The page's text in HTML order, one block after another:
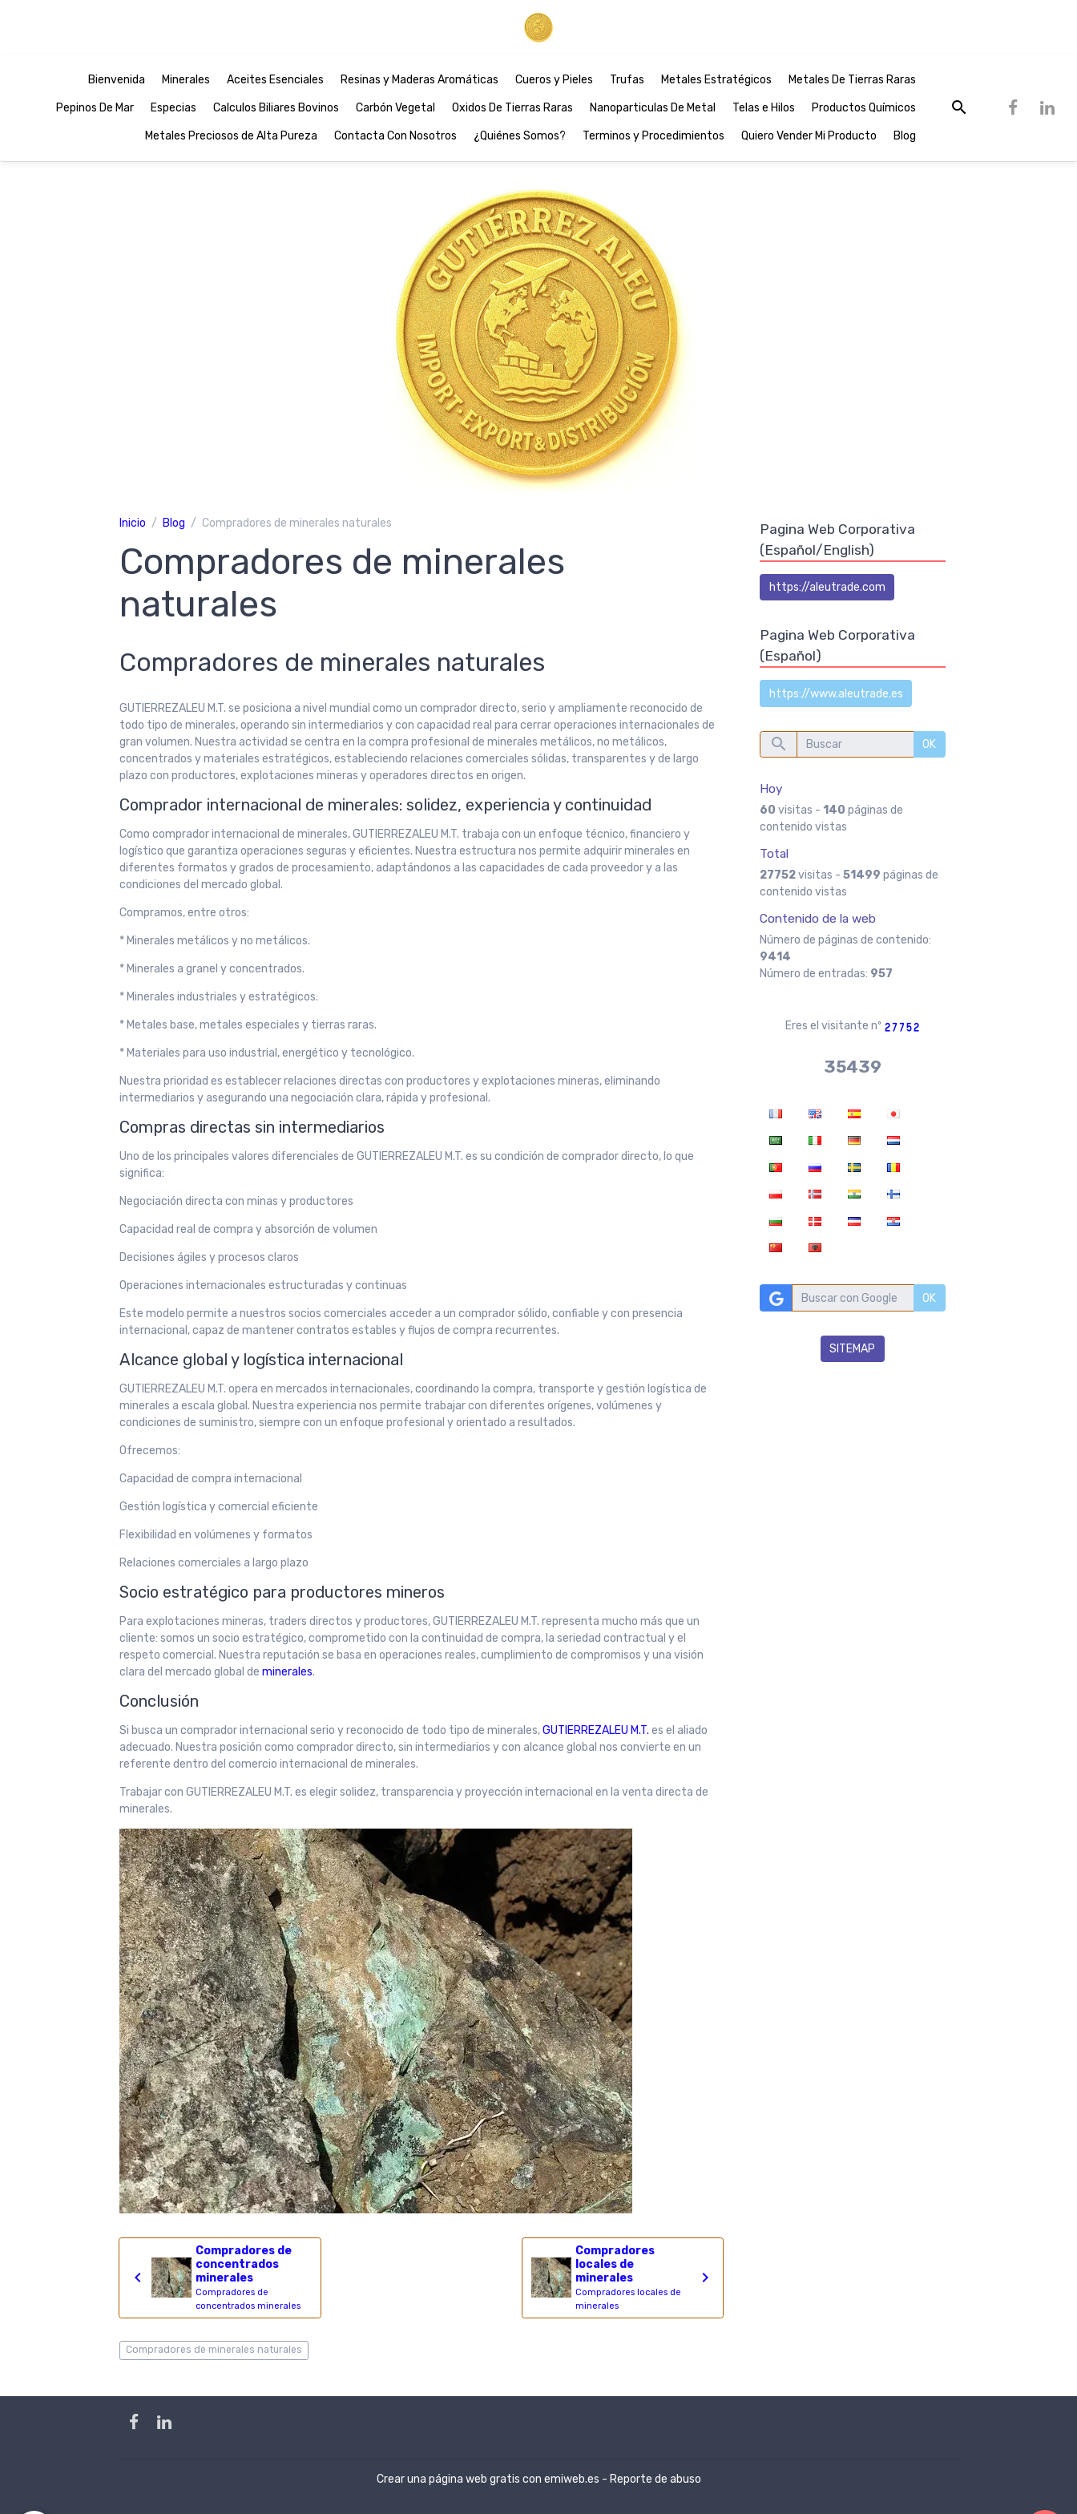
Bienvenida Minerales Aceites Esenciales Resinas y Maderas Aromáticas Cueros y Pieles Trufas Metales Estratégicos Metales De Tierras Raras
Pepinos De Mar Especias Calculos Biliares Bovinos Carbón Vegetal Oxidos De Tierras Raras Nanoparticulas De Metal Telas e Hilos Productos Químicos
Metales Preciosos de Alta Pureza Contacta Con Nosotros ¿Quiénes Somos? Terminos y Procedimientos Quiero Vender Mi Producto Blog
Inicio Blog Compradores de minerales naturales
Compradores de minerales
naturales
Compradores de minerales naturales
GUTIERREZALEU M.T. se posiciona a nivel mundial como un comprador directo, serio y ampliamente reconocido de
todo tipo de minerales, operando sin intermediarios y con capacidad real para cerrar operaciones internacionales de
gran volumen. Nuestra actividad se centra en la compra profesional de minerales metálicos, no metálicos,
concentrados y materiales estratégicos, estableciendo relaciones comerciales sólidas, transparentes y de largo
plazo con productores, explotaciones mineras y operadores directos en origen.
Comprador internacional de minerales: solidez, experiencia y continuidad
Como comprador internacional de minerales, GUTIERREZALEU M.T. trabaja con un enfoque técnico, financiero y
logístico que garantiza operaciones seguras y eficientes. Nuestra estructura nos permite adquirir minerales en
diferentes formatos y grados de procesamiento, adaptándonos a las capacidades de cada proveedor y a las
condiciones del mercado global.
Compramos, entre otros:
* Minerales metálicos y no metálicos.
* Minerales a granel y concentrados.
* Minerales industriales y estratégicos.
* Metales base, metales especiales y tierras raras.
* Materiales para uso industrial, energético y tecnológico.
Nuestra prioridad es establecer relaciones directas con productores y explotaciones mineras, eliminando
intermediarios y asegurando una negociación clara, rápida y profesional.
Compras directas sin intermediarios
Uno de los principales valores diferenciales de GUTIERREZALEU M.T. es su condición de comprador directo, lo que
significa:
Negociación directa con minas y productores
Capacidad real de compra y absorción de volumen
Decisiones ágiles y procesos claros
Operaciones internacionales estructuradas y continuas
Este modelo permite a nuestros socios comerciales acceder a un comprador sólido, confiable y con presencia
internacional, capaz de mantener contratos estables y flujos de compra recurrentes.
Alcance global y logística internacional
GUTIERREZALEU M.T. opera en mercados internacionales, coordinando la compra, transporte y gestión logística de
minerales a escala global. Nuestra experiencia nos permite trabajar con diferentes orígenes, volúmenes y
condiciones de suministro, siempre con un enfoque profesional y orientado a resultados.
Ofrecemos:
Capacidad de compra internacional
Gestión logística y comercial eficiente
Flexibilidad en volúmenes y formatos
Relaciones comerciales a largo plazo
Socio estratégico para productores mineros
Para explotaciones mineras, traders directos y productores, GUTIERREZALEU M.T. representa mucho más que un
cliente: somos un socio estratégico, comprometido con la continuidad de compra, la seriedad contractual y el
respeto comercial. Nuestra reputación se basa en operaciones reales, cumplimiento de compromisos y una visión
clara del mercado global deminerales.
Conclusión
Si busca un comprador internacional serio y reconocido de todo tipo de minerales,GUTIERREZALEU M.T. es el aliado
adecuado. Nuestra posición como comprador directo, sin intermediarios y con alcance global nos convierte en un
referente dentro del comercio internacional de minerales.
Trabajar con GUTIERREZALEU M.T. es elegir solidez, transparencia y proyección internacional en la venta directa de
minerales.
Compradores de
concentrados
minerales
Compradores de
concentrados minerales
Compradores
locales de
minerales
Compradores locales de
minerales
Compradores de minerales naturales
Pagina Web Corporativa
(Español/English)
https://aleutrade.com
Pagina Web Corporativa
(Español)
https://www.aleutrade.es
OK
Hoy
60 visitas - 140 páginas de
contenido vistas
Total
27752visitas -51499 páginas de
contenido vistas
Contenido de la web
Número de páginas de contenido:
9414
Número de entradas: 957
Eres el visitante nº
37970
OK
SITEMAP
Crear una página web gratis con emiweb.es - Reporte de abuso